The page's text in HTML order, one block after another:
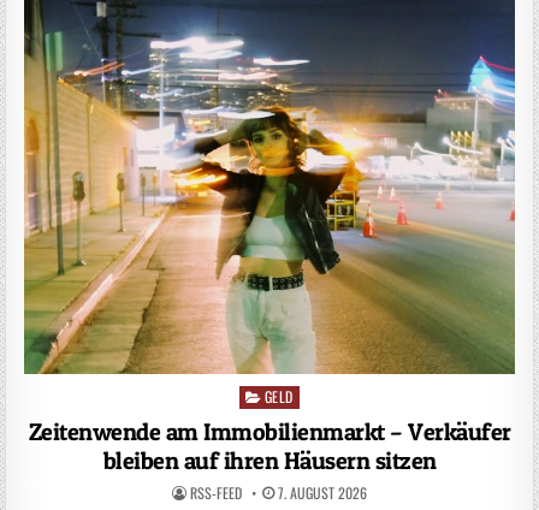
Posted
GELD
Zeitenwende am Immobilienmarkt – Verkäufer
bleiben auf ihren Häusern sitzen
RSS-FEED 7. AUGUST 2026